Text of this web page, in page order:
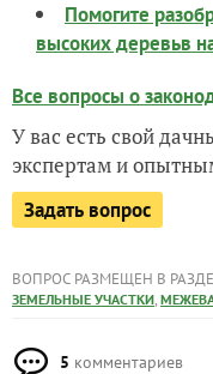
Помогите
высоких деревьв
Все вопросы о
У вас есть свой
экспертам и
Задать вопрос
ВОПРОС РАЗМЕЩЕН В
ЗЕМЕЛЬНЫЕ УЧАСТКИ,
5 комментариев